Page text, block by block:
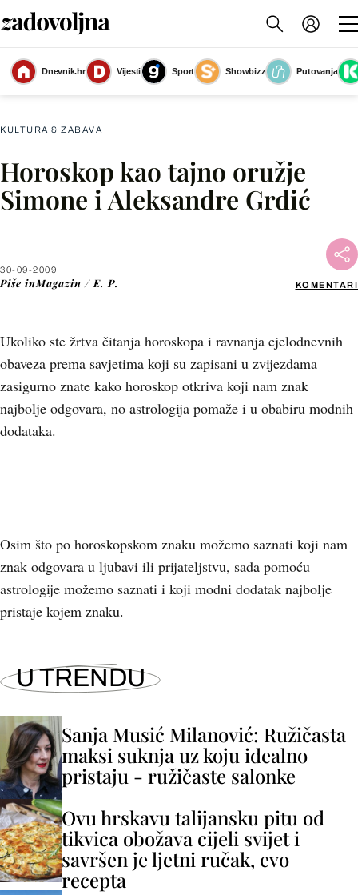
Dnevnik.hr Vijesti Sport Showbizz
Putovanja
Slika nije dostupna
KULTURA & ZABAVA
Horoskop kao tajno oružje
Simone i Aleksandre Grdić
30-09-2009
Piše inMagazin / E. P. KOMENTARI
Ukoliko ste žrtva čitanja horoskopa i ravnanja cjelodnevnih
obaveza prema savjetima koji su zapisani u zvijezdama
zasigurno znate kako horoskop otkriva koji nam znak
najbolje odgovara, no astrologija pomaže i u obabiru modnih
dodataka.
Facebook
WhatsApp
Osim što po horoskopskom znaku možemo saznati koji nam
znak odgovara u ljubavi ili prijateljstvu, sada pomoću
astrologije možemo saznati i koji modni dodatak najbolje
pristaje kojem znaku.
U TRENDU
Sanja Musić Milanović: Ružičasta
maksi suknja uz koju idealno
pristaju - ružičaste salonke
Ovu hrskavu talijansku pitu od
tikvica obožava cijeli svijet i
savršen je ljetni ručak, evo
recepta